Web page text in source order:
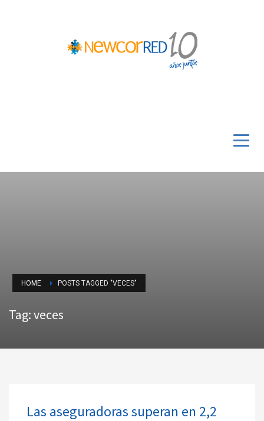
HOME POSTS TAGGED "VECES"
Tag: veces
Las aseguradoras superan en 2,2